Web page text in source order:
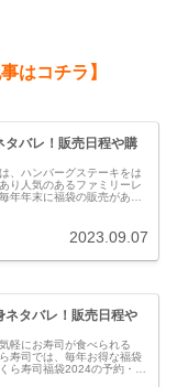
はコチラ】
タバレ！販売日程や購
、ハンバーグステーキをは
り人気のあるファミリーレ
年年末に福袋の販売があり
2023.09.07
ネタバレ！販売日程や
軽にお寿司が食べられる
寿司では、毎年お得な福袋
ら寿司福袋2024の予約・販